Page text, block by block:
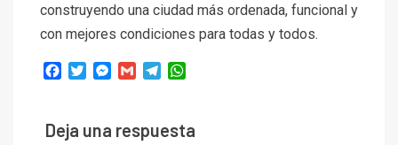
construyendo una ciudad más ordenada, funcional y
con mejores condiciones para todas y todos.
Facebook
TwitterMessenger
Gmail Telegram
Deja una respuesta